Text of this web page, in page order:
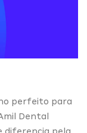
perfeito para
Dental